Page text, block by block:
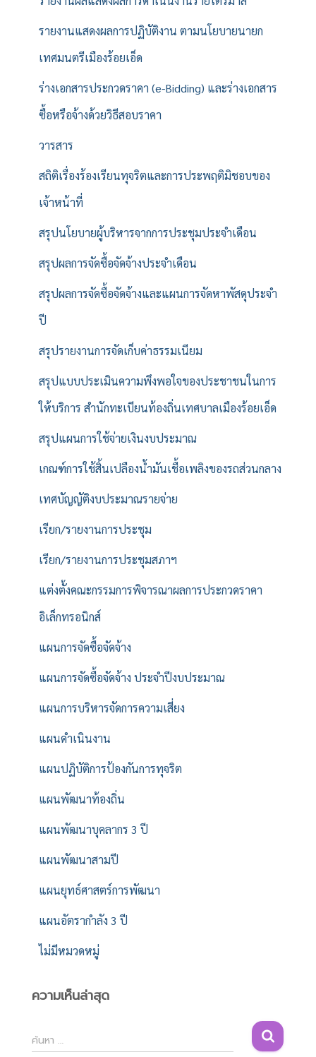
รายงานแสดงผลการปฏิบัติงาน ตามนโยบายนายก
เทศมนตรีเมืองร้อยเอ็ด
ร่างเอกสารประกวดราคา (e-Bidding) และร่างเอกสาร
ซื้อหรือจ้างด้วยวิธีสอบราคา
วารสาร
สถิติเรื่องร้องเรียนทุจริตและการประพฤติมิชอบของ
เจ้าหน้าที่
สรุปนโยบายผู้บริหารจากการประชุมประจำเดือน
สรุปผลการจัดซื้อจัดจ้างประจำเดือน
สรุปผลการจัดซื้อจัดจ้างและแผนการจัดหาพัสดุประจำ
ปี
สรุปรายงานการจัดเก็บค่าธรรมเนียม
สรุปแบบประเมินความพึงพอใจของประชาชนในการ
ให้บริการ สำนักทะเบียนท้องถิ่นเทศบาลเมืองร้อยเอ็ด
สรุปแผนการใช้จ่ายเงินงบประมาณ
เกณฑ์การใช้สิ้นเปลืองน้ำมันเชื้อเพลิงของรถส่วนกลาง
เทศบัญญัติงบประมาณรายจ่าย
เรียก/รายงานการประชุม
เรียก/รายงานการประชุมสภาฯ
แต่งตั้งคณะกรรมการพิจารณาผลการประกวดราคา
อิเล็กทรอนิกส์
แผนการจัดซื้อจัดจ้าง
แผนการจัดซื้อจัดจ้าง ประจำปีงบประมาณ
แผนการบริหารจัดการความเสี่ยง
แผนดำเนินงาน
แผนปฏิบัติการป้องกันการทุจริต
แผนพัฒนาท้องถิ่น
แผนพัฒนาบุคลากร 3 ปี
แผนพัฒนาสามปี
แผนยุทธ์ศาสตร์การพัฒนา
แผนอัตรากำลัง 3 ปี
ไม่มีหมวดหมู่
ความเห็นล่าสุด
ค้
น
ค้นหา …